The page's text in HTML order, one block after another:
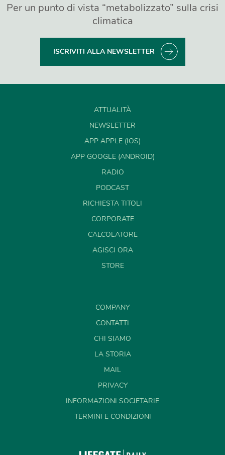
Per un punto di vista “metabolizzato” sulla crisi
climatica
ISCRIVITI ALLA NEWSLETTER
ATTUALITÀ
NEWSLETTER
APP APPLE (IOS)
APP GOOGLE (ANDROID)
RADIO
PODCAST
RICHIESTA TITOLI
CORPORATE
CALCOLATORE
AGISCI ORA
STORE
COMPANY
CONTATTI
CHI SIAMO
LA STORIA
MAIL
PRIVACY
INFORMAZIONI SOCIETARIE
TERMINI E CONDIZIONI